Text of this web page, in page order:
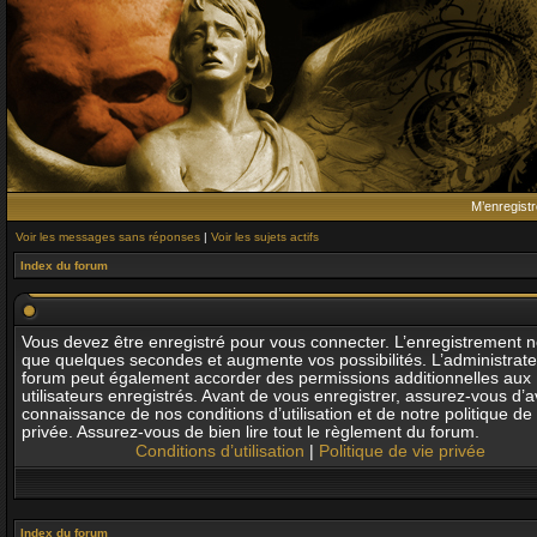
Voir les messages sans réponses | Voir les sujets actifs
Index du forum
Vous devez être enregistré pour vous connecter. L’enregistrement
que quelques secondes et augmente vos possibilités.
forum peut également accorder des permissions additionnelles aux
utilisateurs enregistrés. Avant de vous enregistrer, assurez-vous
connaissance de nos conditions d’utilisation et de notre politique de
privée. Assurez-vous de bien lire tout le règlement du forum.
Conditions d’utilisation
Politique de vie privée
Index du forum